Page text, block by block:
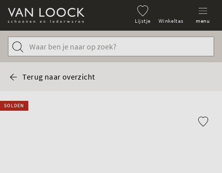
Lijstje Winkeltas menu
Terug naar overzicht
SOLDEN